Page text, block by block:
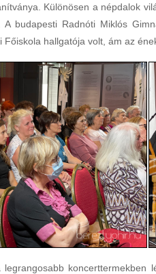
Különösen a népdalok
A budapesti Radnóti Miklós
Főiskola hallgatója volt, ám az